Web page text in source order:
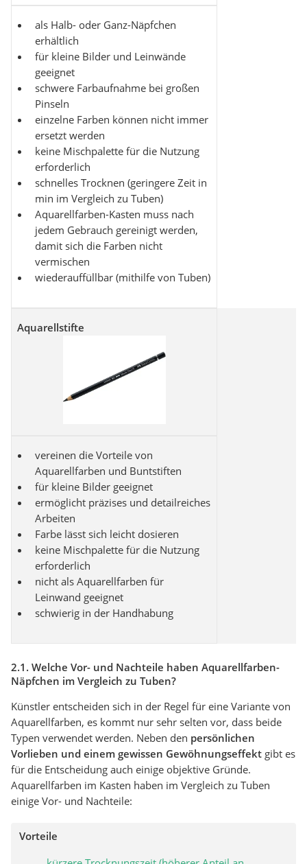
als Halb- oder Ganz-Näpfchen
erhältlich
für kleine Bilder und Leinwände
geeignet
schwere Farbaufnahme bei großen
Pinseln
einzelne Farben können nicht immer
ersetzt werden
keine Mischpalette für die Nutzung
erforderlich
schnelles Trocknen (geringere Zeit in
min im Vergleich zu Tuben)
Aquarellfarben-Kasten muss nach
jedem Gebrauch gereinigt werden,
damit sich die Farben nicht
vermischen
wiederauffüllbar (mithilfe von Tuben)
Aquarellstifte
vereinen die Vorteile von
Aquarellfarben und Buntstiften
für kleine Bilder geeignet
ermöglicht präzises und detailreiches
Arbeiten
Farbe lässt sich leicht dosieren
keine Mischpalette für die Nutzung
erforderlich
nicht als Aquarellfarben für
Leinwand geeignet
schwierig in der Handhabung
2.1. Welche Vor- und Nachteile haben Aquarellfarben-
Näpfchen im Vergleich zu Tuben?
Künstler entscheiden sich in der Regel für eine Variante von
Aquarellfarben, es kommt nur sehr selten vor, dass beide
Typen verwendet werden. Neben den persönlichen
Vorlieben und einem gewissen Gewöhnungseffekt gibt es
für die Entscheidung auch einige objektive Gründe.
Aquarellfarben im Kasten haben im Vergleich zu Tuben
einige Vor- und Nachteile:
Vorteile